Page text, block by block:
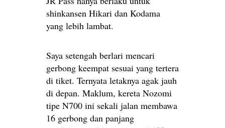
shinkansen Hikari dan Kodama
yang lebih lambat.
Saya setengah berlari mencari
gerbong keempat sesuai yang tertera
di tiket. Ternyata letaknya agak jauh
di depan. Maklum, kereta Nozomi
tipe N700 ini sekali jalan membawa
16 gerbong dan panjang